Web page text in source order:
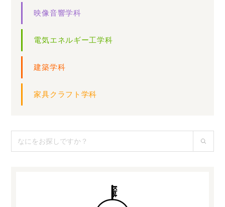
映像音響学科
電気エネルギー工学科
建築学科
家具クラフト学科